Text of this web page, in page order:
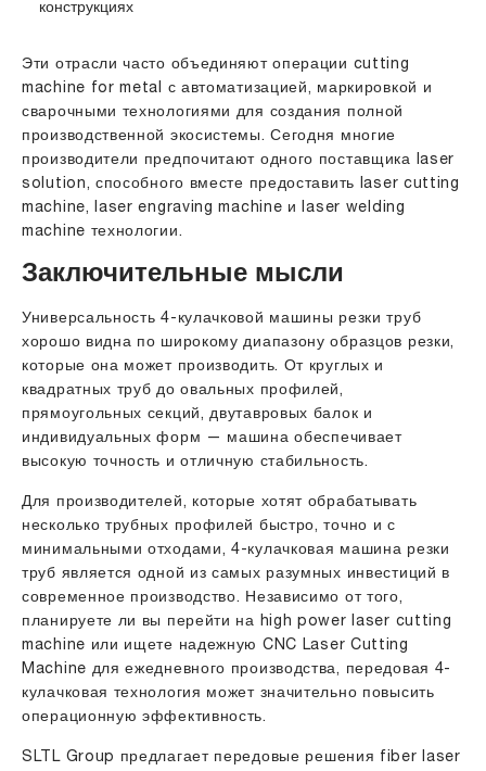
конструкциях
Эти отрасли часто объединяют операции cutting
machine for metal с автоматизацией, маркировкой и
сварочными технологиями для создания полной
производственной экосистемы. Сегодня многие
производители предпочитают одного поставщика laser
solution, способного вместе предоставить laser cutting
machine, laser engraving machine и laser welding
machine технологии.
Заключительные мысли
Универсальность 4-кулачковой машины резки труб
хорошо видна по широкому диапазону образцов резки,
которые она может производить. От круглых и
квадратных труб до овальных профилей,
прямоугольных секций, двутавровых балок и
индивидуальных форм — машина обеспечивает
высокую точность и отличную стабильность.
Для производителей, которые хотят обрабатывать
несколько трубных профилей быстро, точно и с
минимальными отходами, 4-кулачковая машина резки
труб является одной из самых разумных инвестиций в
современное производство. Независимо от того,
планируете ли вы перейти на high power laser cutting
machine или ищете надежную CNC Laser Cutting
Machine для ежедневного производства, передовая 4-
кулачковая технология может значительно повысить
операционную эффективность.
SLTL Group предлагает передовые решения fiber laser